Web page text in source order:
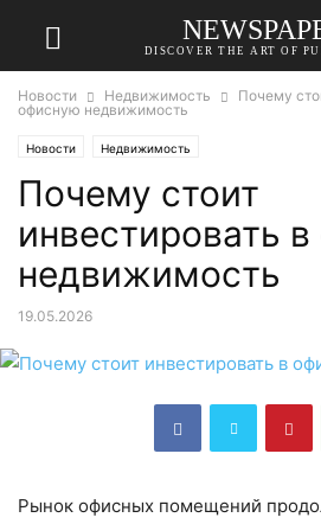
DISCOVER THE ART OF
Новости Недвижимость
Почему
офисную недвижимость
Новости Недвижимость
Почему стоит
инвестировать
недвижимость
19.05.2026
Рынок офисных помещений